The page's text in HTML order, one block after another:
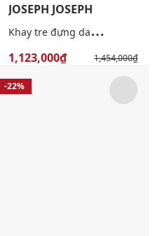
JOSEPH JOSEPH
K
hay tre đựng dao kéo nhiều tầng tiện dụng
1,123,000₫ 1,454,000₫
-22%